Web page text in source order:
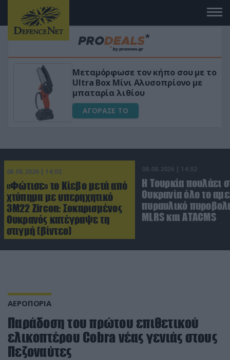
Μεταμόρφωσε τον κήπο σου με το
Ultra Box Μίνι Αλυσοπρίονο με
μπαταρία λιθίου
ΑΓΟΡΑΣΕ ΤΟ
08.08.2026 | 14:02
«Φώτισε» το Κίεβο μετά από
χτύπημα με υπερηχητικό
3M22 Zircon: Σοκαρισμένος
Ουκρανός κατέγραψε τη
στιγμή (βίντεο)
08.08.2026 | 14:02
Η Τουρκία πουλάει
Ουκρανία όλο το
πυραυλικό
MLRS και ΑΤΑCMS
ΑΕΡΟΠΟΡΙΑ
Παράδοση του πρώτου επιθετικού
ελικοπτέρου Cobra νέας γενιάς στους
Πεζοναύτες